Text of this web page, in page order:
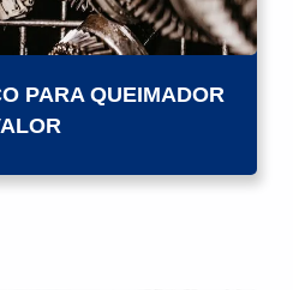
PARA QUEIMADOR